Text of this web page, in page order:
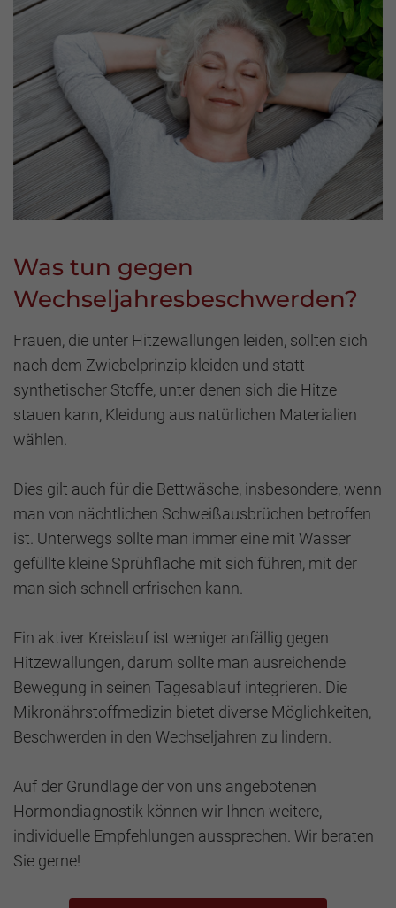
Was tun gegen
Wechseljahresbeschwerden?
Frauen, die unter Hitzewallungen leiden, sollten sich
nach dem Zwiebelprinzip kleiden und statt
synthetischer Stoffe, unter denen sich die Hitze
stauen kann, Kleidung aus natürlichen Materialien
wählen.
Dies gilt auch für die Bettwäsche, insbesondere, wenn
man von nächtlichen Schweißausbrüchen betroffen
ist. Unterwegs sollte man immer eine mit Wasser
gefüllte kleine Sprühflache mit sich führen, mit der
man sich schnell erfrischen kann.
Ein aktiver Kreislauf ist weniger anfällig gegen
Hitzewallungen, darum sollte man ausreichende
Bewegung in seinen Tagesablauf integrieren. Die
Mikronährstoffmedizin bietet diverse Möglichkeiten,
Beschwerden in den Wechseljahren zu lindern.
Auf der Grundlage der von uns angebotenen
Hormondiagnostik können wir Ihnen weitere,
individuelle Empfehlungen aussprechen. Wir beraten
Sie gerne!